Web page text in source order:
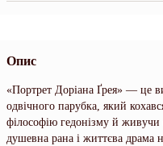
Опис
«Портрет Доріана Ґрея» — це
одвічного парубка, який
філософію гедонізму й
душевна рана і життєва драма